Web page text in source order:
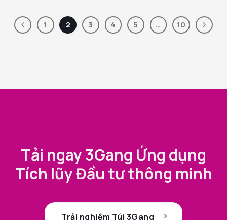
1 2 3 4 5 … 10
Tải ngay 3Gang Ứng dụng
Tích lũy Đầu tư thông minh
Trải nghiệm Túi 3Gang